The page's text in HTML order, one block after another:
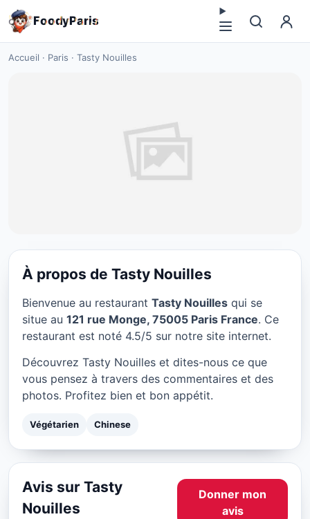
FoodyParis
Accueil · Paris · Tasty Nouilles
Tasty Nouilles à Paris
★ 4.5/5
À propos de Tasty Nouilles
Bienvenue au restaurant Tasty Nouilles qui se
situe au 121 rue Monge, 75005 Paris France. Ce
restaurant est noté 4.5/5 sur notre site internet.
Découvrez Tasty Nouilles et dites-nous ce que
vous pensez à travers des commentaires et des
photos. Profitez bien et bon appétit.
Végétarien Chinese
Avis sur Tasty
Nouilles
Donner mon
avis